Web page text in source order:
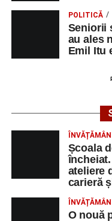
POLITICĂ
Seniorii
au ales
Emil Itu
Școala
ateliere
carieră
O nouă